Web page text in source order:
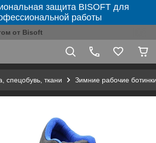
защита BISOFT для
работы
от Bisoft
спецобувь, ткани Зимние рабочие